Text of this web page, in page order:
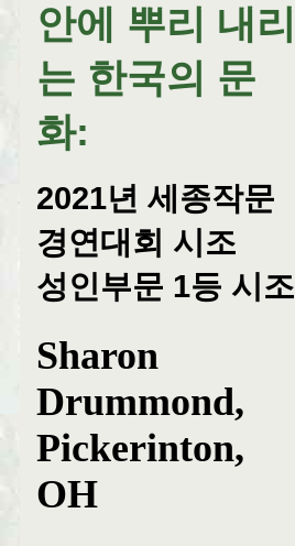
안에 뿌리 내리
는 한국의 문
화:
2021년 세종작문
경연대회 시조
성인부문 1등 시조
Sharon
Drummond,
Pickerinton,
OH